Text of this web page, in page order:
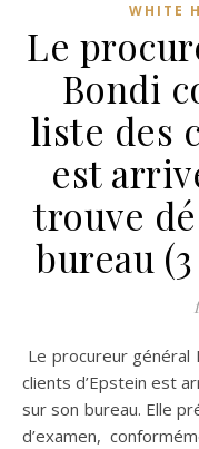
WHITE
Le
Bondi
liste des
est
trouve
bureau
Le procureur général Pam Bondi confirme que la liste des
clients d’Epstein est
sur son bureau. Elle
d’examen,